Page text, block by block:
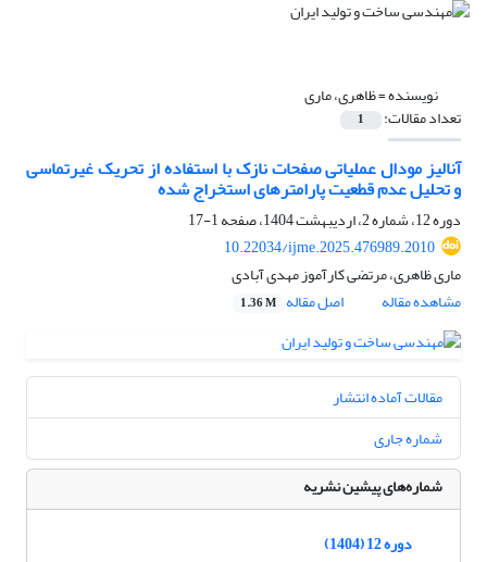
نویسنده =ظاهری، ماری
تعداد مقالات: 1
آنالیز مودال عملیاتی صفحات نازک با استفاده از تحریک غیرتماسی
و تحلیل عدم قطعیت پارامترهای استخراج شده
دوره 12، شماره 2، اردیبهشت 1404، صفحه
1-17
10.22034/ijme.2025.476989.2010
ماری ظاهری، مرتضی کارآموز مهدی آبادی
مشاهده مقاله
اصل مقاله 1.36 M
مقالات آماده انتشار
شماره جاری
شماره‌های پیشین نشریه
دوره 12 (1404)